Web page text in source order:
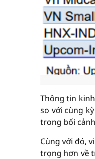
Thông tin
so với cùng
trong bối
Cùng với đó,
trọng hơn về